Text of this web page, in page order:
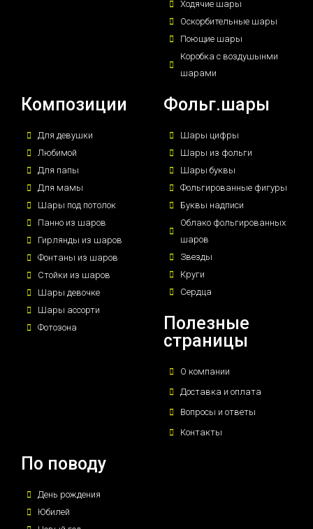
Ходячие шары
Оскорбительные шары
Поющие шары
Коробка с воздушынми
шарами
Композиции
Для девушки
Любимой
Для папы
Для мамы
Шары под потолок
Панно из шаров
Гирлянды из шаров
Фонтаны из шаров
Стойки из шаров
Шары девочке
Шары ассорти
Фотозона
Фольг.шары
Шары цифры
Шары из фольги
Шары буквы
Фольгированные фигуры
Буквы надписи
Облако фольгированных
шаров
Звезды
Круги
Сердца
Полезные
страницы
О компании
Доставка и оплата
Вопросы и ответы
Контакты
По поводу
День рождения
Юбилей